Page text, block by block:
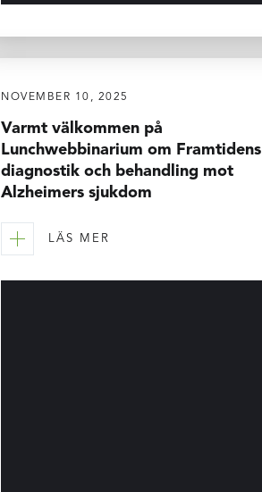
NOVEMBER 10, 2025
Varmt välkommen på
Lunchwebbinarium om Framtidens
diagnostik och behandling mot
Alzheimers sjukdom
LÄS MER